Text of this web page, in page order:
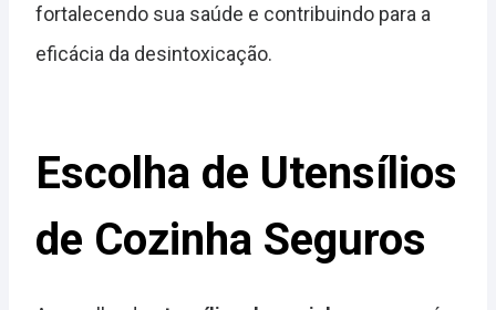
fortalecendo sua saúde e contribuindo para a
eficácia da desintoxicação.
Escolha de Utensílios
de Cozinha Seguros